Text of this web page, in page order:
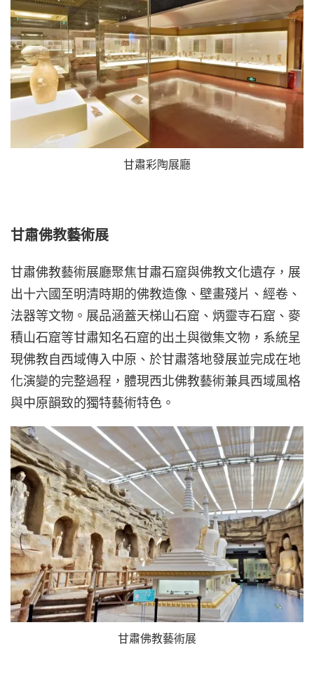
甘肅彩陶展廳
甘肅佛教藝術展
甘肅佛教藝術展廳聚焦甘肅石窟與佛教文化遺存，展
出十六國至明清時期的佛教造像、壁畫殘片、經卷、
法器等文物。展品涵蓋天梯山石窟、炳靈寺石窟、麥
積山石窟等甘肅知名石窟的出土與徵集文物，系統呈
現佛教自西域傳入中原、於甘肅落地發展並完成在地
化演變的完整過程，體現西北佛教藝術兼具西域風格
與中原韻致的獨特藝術特色。
甘肅佛教藝術展